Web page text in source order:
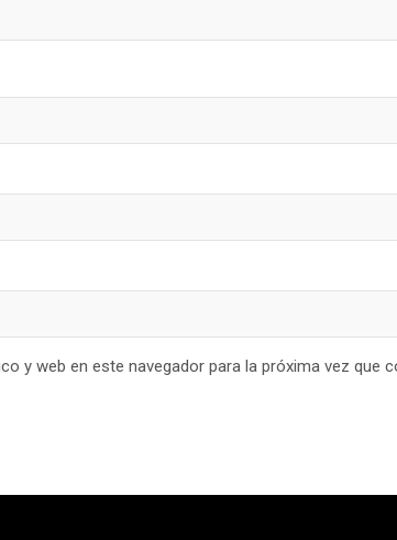
y web en este navegador para la próxima vez que